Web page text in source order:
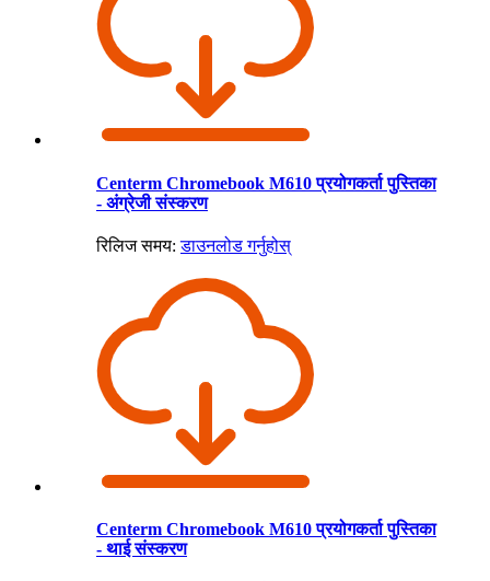
Centerm Chromebook M610 प्रयोगकर्ता पुस्तिका
- अंग्रेजी संस्करण
रिलिज समय: डाउनलोड गर्नुहोस्
Centerm Chromebook M610 प्रयोगकर्ता पुस्तिका
- थाई संस्करण